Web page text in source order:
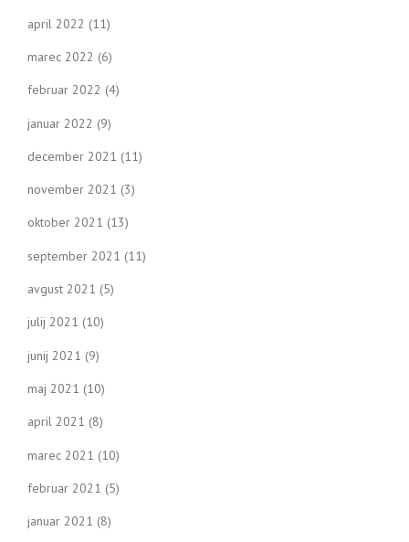
april 2022 (11)
marec 2022 (6)
februar 2022 (4)
januar 2022 (9)
december 2021 (11)
november 2021 (3)
oktober 2021 (13)
september 2021 (11)
avgust 2021 (5)
julij 2021 (10)
junij 2021 (9)
maj 2021 (10)
april 2021 (8)
marec 2021 (10)
februar 2021 (5)
januar 2021 (8)